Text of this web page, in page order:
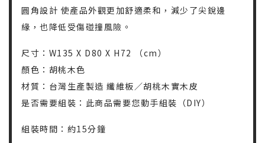
圓角設計 使產品外觀更加舒適柔和，減少了尖銳邊
緣，也降低受傷碰撞風險。
尺寸：W135 X D80 X H72 （cm）
顏色：胡桃木色
材質：台灣生產製造 纖維板／胡桃木實木皮
是否需要組裝：此商品需要您動手組裝（DIY）
組裝時間：約15分鐘